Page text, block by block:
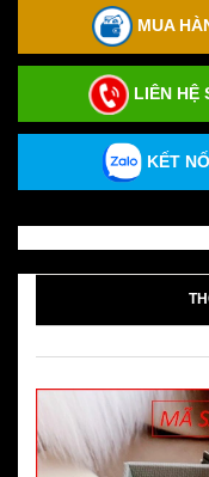
MUA
LIÊN HỆ
KẾT